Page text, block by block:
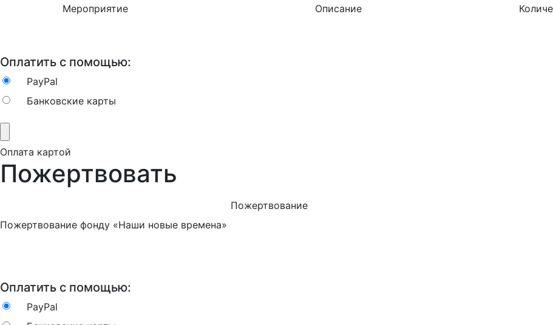
Мероприятие Описание
Оплатить с помощью:
PayPal
Банковские карты
Оплата картой
Пожертвовать
Пожертвование
Пожертвование фонду «Наши новые времена»
Оплатить с помощью:
PayPal